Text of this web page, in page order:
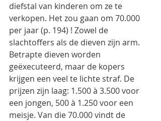
diefstal van kinderen om ze te
verkopen. Het zou gaan om 70.000
per jaar (p. 194) ! Zowel de
slachtoffers als de dieven zijn arm.
Betrapte dieven worden
geëxecuteerd, maar de kopers
krijgen een veel te lichte straf. De
prijzen zijn laag: 1.500 à 3.500 voor
een jongen, 500 à 1.250 voor een
meisje. Van die 70.000 vindt de